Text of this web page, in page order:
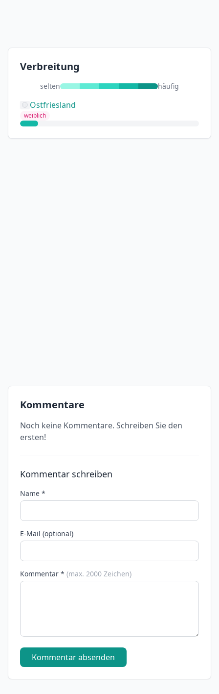
Verbreitung
selten häufig
Ostfriesland
weiblich
Kommentare
Noch keine Kommentare. Schreiben Sie den
ersten!
Kommentar schreiben
Name *
E-Mail (optional)
Kommentar * (max. 2000 Zeichen)
Kommentar absenden